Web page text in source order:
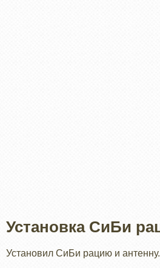
Установка СиБи
Установил СиБи рацию и антенну.